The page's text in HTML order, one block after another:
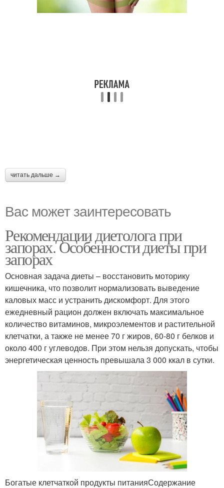
читать дальше →
Вас может заинтересовать
Рекомендации диетолога при
запорах. Особенности диеты при
запорах
Основная задача диеты – восстановить моторику
кишечника, что позволит нормализовать выведение
каловых масс и устранить дискомфорт. Для этого
ежедневный рацион должен включать максимальное
количество витаминов, микроэлементов и растительной
клетчатки, а также не менее 70 г жиров, 60-80 г белков и
около 400 г углеводов. При этом нельзя допускать, чтобы
энергетическая ценность превышала 3 000 ккал в сутки.
Богатые клетчаткой продукты питанияСодержание